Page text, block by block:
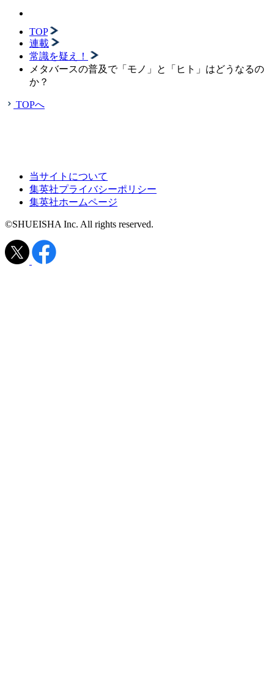
TOP
連載
常識を疑え！
メタバースの普及で「モノ」と「ヒト」はどうなるの
か？
TOPへ
当サイトについて
集英社プライバシーポリシー
集英社ホームページ
©SHUEISHA Inc. All rights reserved.